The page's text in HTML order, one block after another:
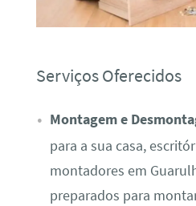
Serviços Oferecidos
Montagem e
para a sua casa,
montadores em
preparados para